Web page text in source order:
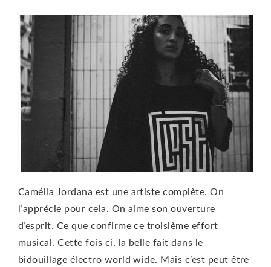
Camélia Jordana est une artiste complète. On
l’apprécie pour cela. On aime son ouverture
d’esprit. Ce que confirme ce troisième effort
musical. Cette fois ci, la belle fait dans le
bidouillage électro world wide. Mais c’est peut être